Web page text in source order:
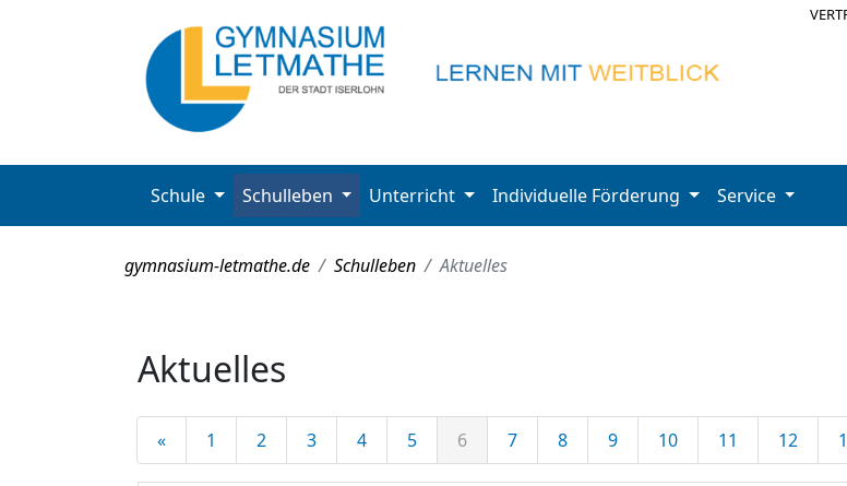
Schule Schulleben Unterricht Individuelle Förderung Service
gymnasium-letmathe.de Schulleben Aktuelles
Aktuelles
« 1 2 3 4 5 6 7 8 9 10 11 12